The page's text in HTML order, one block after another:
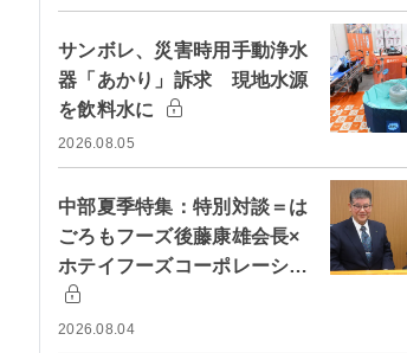
サンボレ、災害時用手動浄水
器「あかり」訴求 現地水源
を飲料水に
2026.08.05
中部夏季特集：特別対談＝は
ごろもフーズ後藤康雄会長×
ホテイフーズコーポレーシ…
2026.08.04